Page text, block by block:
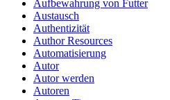
Aufbewahrung von Futter
Austausch
Authentizität
Author Resources
Automatisierung
Autor
Autor werden
Autoren